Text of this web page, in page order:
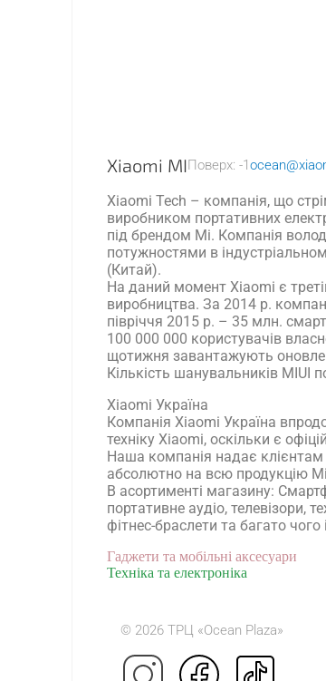
Xiaomi MIПоверх: -1
Xiaomi Tech – компанія, що
виробником портативних
під брендом Мі. Компанія
потужностями в
(Китай).
На даний момент Xiaomi є
виробництва. За 2014 р.
півріччя 2015 р. – 35 млн.
100 000 000 користувачів
щотижня завантажують
Кількість шанувальників MIUI
Xiaomi Україна
Компанія Xiaomi Україна
техніку Xiaomi, оскільки є
Наша компанія надає клієнтам
абсолютно на всю продукцію
В асортименті магазину:
портативне аудіо, телевізори,
фітнес-браслети та багато чого
Гаджети та мобільні аксесуари
Техніка та електроніка
© 2026 ТРЦ «Ocean Plaza»